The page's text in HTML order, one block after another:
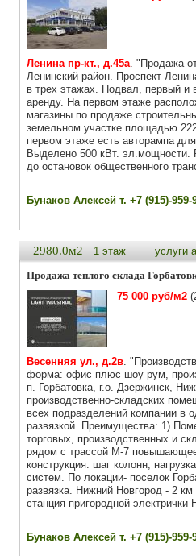
Ленина пр-кт., д.45а. "Продажа
Ленинский район. Проспект
в трех этажах. Подвал, первый
аренду. На первом этаже
магазины по продаже
земельном участке площадью
первом этаже есть авторампа
Выделено 500 кВт. эл.мощности.
до остановок общественного
Бунаков Алексей т. +7 (915)-959-
2980.0м2 1 этаж
услуги
Продажа теплого склада
75 000 руб/м2
Весенняя ул., д.2в.
форма: офис плюс шоу рум,
п. Горбатовка, г.о. Дзержинск,
производственно-складских
всех подразделений компании в
развязкой. Преимущества: 1)
торговых, производственных и
рядом с трассой М-7 повышающее
конструкция: шаг колонн,
систем. По локации- поселок
развязка. Нижний Новгород - 2
станция пригородной
Бунаков Алексей т. +7 (915)-959-